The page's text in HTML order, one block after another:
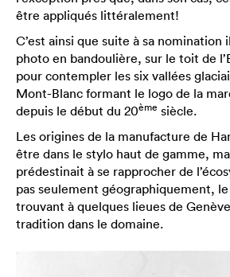
être appliqués littéralement!
C’est ainsi que suite à sa nomination
photo en bandoulière, sur le toit de
pour contempler les six vallées
Mont-Blanc formant le logo de la
depuis le début du 20ème siècle.
Les origines de la manufacture de
être dans le stylo haut de gamme,
prédestinait à se rapprocher de
pas seulement géographiquement,
trouvant à quelques lieues de
tradition dans le domaine.